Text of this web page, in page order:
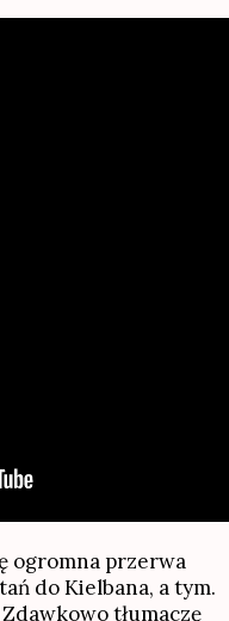
ogromna przerwa
do Kielbana, a tym.
tłumaczę